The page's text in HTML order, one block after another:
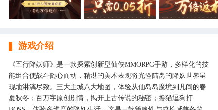
游戏介绍
《五行降妖师》是一款探索创新型仙侠MMORPG手游，多样化的技
能组合使战斗随心而动，精湛的美术表现将光怪陆离的降妖世界呈
现地淋漓尽致。三大主城八大地图，体验从仙岛岛魔境到凡间的春
夏秋冬；百万字原创剧情，揭开上古传说的秘密；撸猫逗狗打